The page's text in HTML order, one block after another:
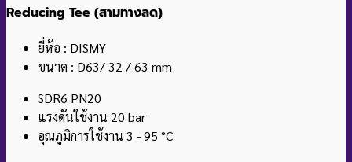
Reducing Tee (สามทางลด)
ยี่ห้อ : DISMY
ขนาด : D63/ 32 / 63 mm
SDR6 PN20
แรงดันใช้งาน 20 bar
อุณภูมิการใช้งาน 3 - 95 °C